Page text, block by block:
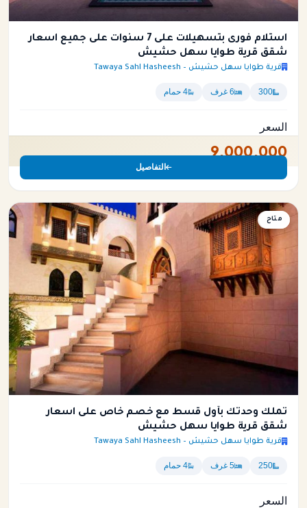
استلام فورى بتسهيلات على 7 سنوات على جميع اسعار
شقق قرية طوايا سهل حشيش
قرية طوايا سهل حشيش – Tawaya Sahl Hasheesh
300 6 غرف 4 حمام
السعر
9,000,000
التفاصيل
شقة
متاح
تملك وحدتك بأول قسط مع خصم خاص على اسعار
شقق قرية طوايا سهل حشيش
قرية طوايا سهل حشيش – Tawaya Sahl Hasheesh
250 5 غرف 4 حمام
السعر